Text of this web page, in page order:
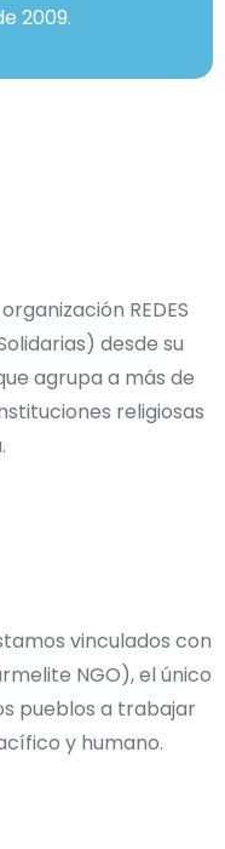
2009.
REDES
desde su
agrupa a más de
religiosas
vinculados con
NGO), el único
pueblos a trabajar
y humano.